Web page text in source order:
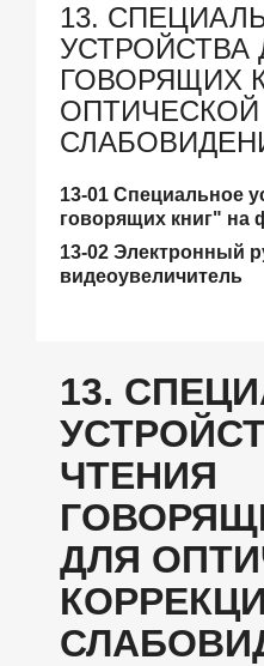
13.
УСТРОЙСТВА
ГОВОРЯЩИХ
13-01 Специальное
говорящих книг" на
13-02 Электронный
видеоувеличитель
13.
ЧТЕНИЯ
ДЛЯ